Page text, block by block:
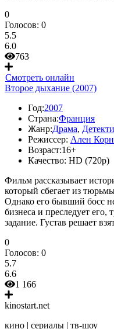
0
Голосов: 0
5.5
6.0
763
Смотреть онлайн
Второе дыхание (2007)
Год:2007
Страна:Франция
Жанр:Драма,
Режиссер: Ален
Возраст:16+
Качество: HD (720p)
Фильм рассказывает
который сбегает из
Однако его бывший босс
бизнеса и преследует его,
задание. Густав решает
0
Голосов: 0
5.7
6.6
1 166
kinostart.net
кино | сериалы | тв-шоу